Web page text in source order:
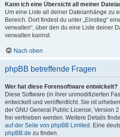
Kann ich eine Übersicht all meiner
Um eine Liste all deiner Dateianhänge zu
Bereich. Dort findest du unter „Einstieg“
verwalten“, über den du eine Liste deiner
verwalten kannst.
Nach oben
phpBB betreffende Fragen
Wer hat diese Forensoftware entwickelt?
Diese Software (in ihrer unmodifizierten
entwickelt und veröffentlicht. Sie ist
der GNU General Public License, Version
frei vertrieben werden. Weitere Details
auf der Seite von phpBB Limited . Eine
phpBB.de zu finden.